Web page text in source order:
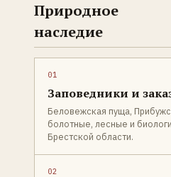
Природное
наследие
01
Заповедники и
Беловежская пуща,
болотные, лесные и
Брестской области.
02